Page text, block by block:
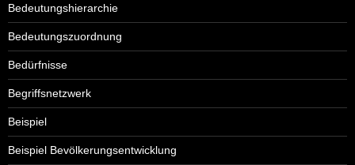
Bedeutungshierarchie
Bedeutungszuordnung
Bedürfnisse
Begriffsnetzwerk
Beispiel
Beispiel Bevölkerungsentwicklung